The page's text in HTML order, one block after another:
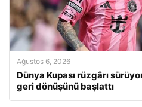
Ağustos 6, 2026
Dünya Kupası rüzgârı
geri dönüşünü başlattı